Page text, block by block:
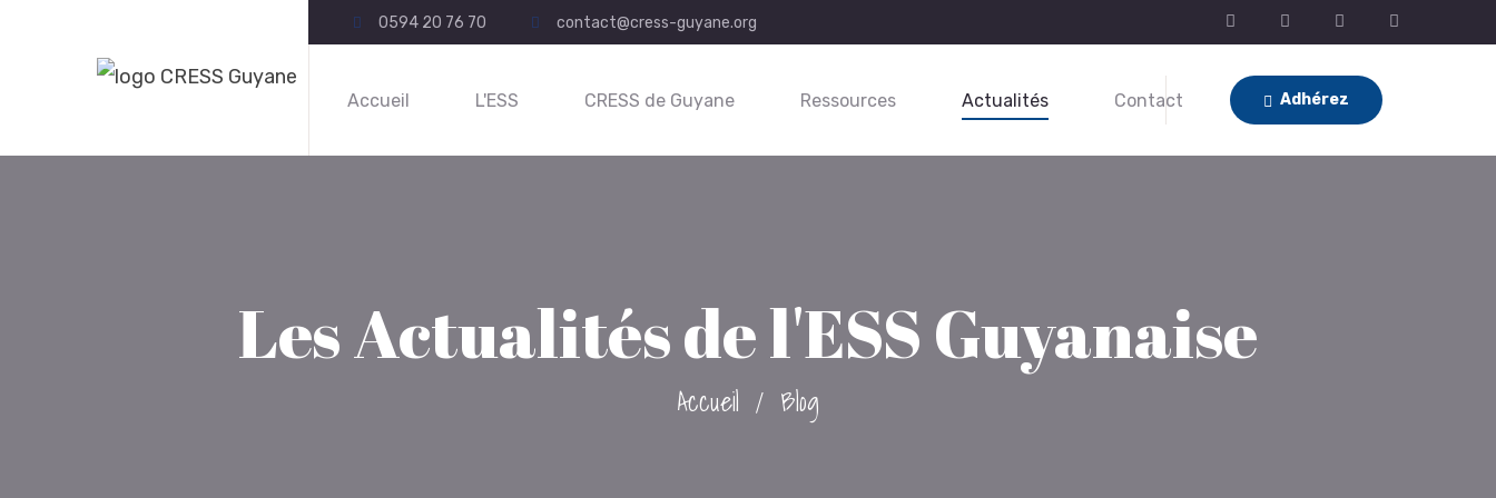
0594 20 76 70 contact@cress-guyane.org
Accueil L'ESS CRESS de Guyane Ressources Actualités Contact Adhérez
Les Actualités de l'ESS Guyanaise
Accueil / Blog